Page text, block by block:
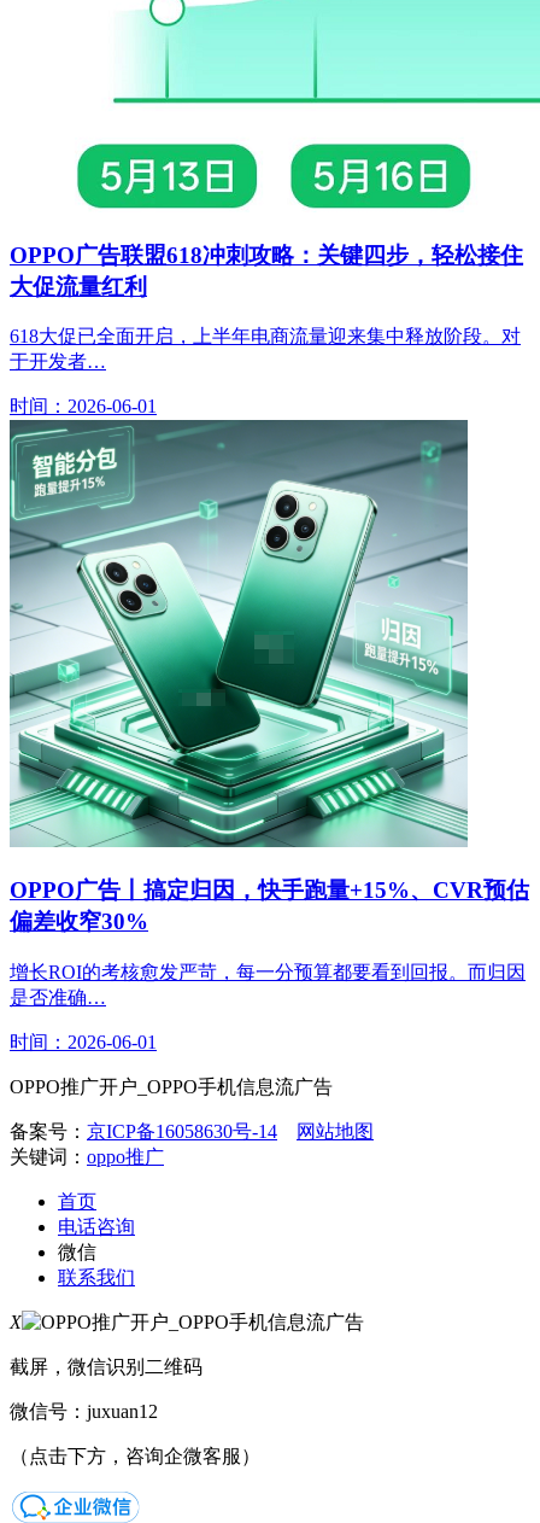
OPPO广告联盟618冲刺攻略：关键四步，轻松接住
大促流量红利
618大促已全面开启，上半年电商流量迎来集中释放阶段。对
于开发者…
时间：2026-06-01
OPPO广告丨搞定归因，快手跑量+15%、CVR预估
偏差收窄30%
增长ROI的考核愈发严苛，每一分预算都要看到回报。而归因
是否准确…
时间：2026-06-01
OPPO推广开户_OPPO手机信息流广告
备案号： 京ICP备16058630号-14
网站地图
关键词： oppo推广
首页
电话咨询
微信
联系我们
X
截屏，微信识别二维码
微信号： juxuan12
（点击下方，咨询企微客服）